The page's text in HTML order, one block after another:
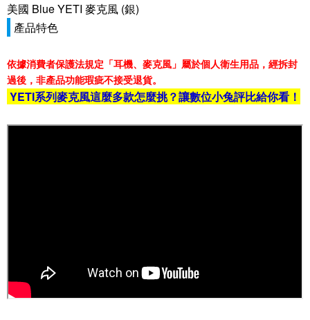
美國 Blue YETI 麥克風 (銀)
產品特色
依據消費者保護法規定「耳機、麥克風」屬於個人衛生用品，經拆封
過後，非產品功能瑕疵不接受退貨。
YETI系列麥克風這麼多款怎麼挑？讓數位小兔評比給你看！